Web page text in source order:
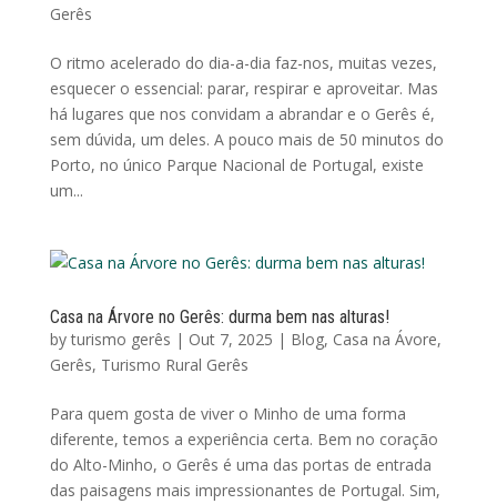
Gerês
O ritmo acelerado do dia-a-dia faz-nos, muitas vezes,
esquecer o essencial: parar, respirar e aproveitar. Mas
há lugares que nos convidam a abrandar e o Gerês é,
sem dúvida, um deles. A pouco mais de 50 minutos do
Porto, no único Parque Nacional de Portugal, existe
um...
Casa na Árvore no Gerês: durma bem nas alturas!
byturismo gerês | Out 7, 2025 | Blog, Casa na Ávore,
Gerês, Turismo Rural Gerês
Para quem gosta de viver o Minho de uma forma
diferente, temos a experiência certa. Bem no coração
do Alto-Minho, o Gerês é uma das portas de entrada
das paisagens mais impressionantes de Portugal. Sim,